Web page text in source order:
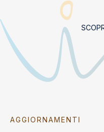
AGGIORNAMENTI